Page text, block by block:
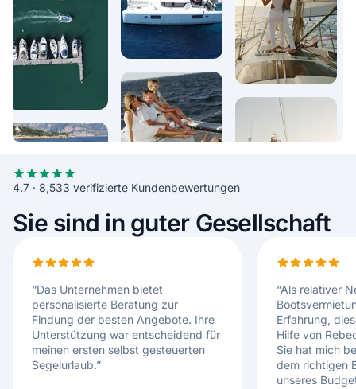
4.7 · 8,533 verifizierte Kundenbewertungen
Sie sind in guter Gesellschaft
“Das Unternehmen bietet
personalisierte Beratung zur
Findung der besten Angebote. Ihre
Unterstützung war entscheidend für
meinen ersten selbst gesteuerten
Segelurlaub.”
“Als relativer
Erfahrung,
Hilfe von
Sie hat mich
dem richtigen
unseres